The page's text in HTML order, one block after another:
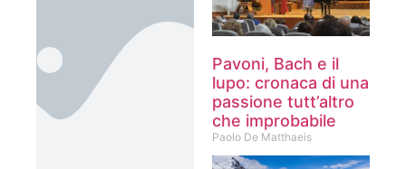
Pavoni, Bach e il
lupo: cronaca di una
passione tutt’altro
che improbabile
Paolo De Matthaeis